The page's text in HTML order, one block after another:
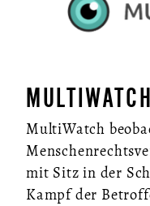
MultiWatch
mit Sitz in der
Kampf der